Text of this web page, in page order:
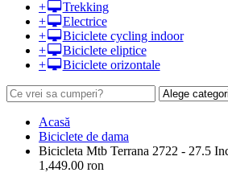
+
Trekking
+
Electrice
+
Biciclete cycling indoor
+
Biciclete eliptice
+
Biciclete orizontale
Acasă
Biciclete de dama
Bicicleta Mtb Terrana 2722 - 27.5
1,449.00 ron